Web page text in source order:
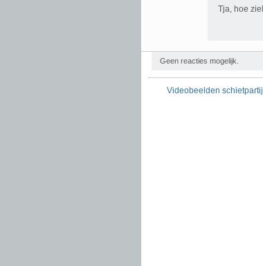
Tja, hoe
Geen reacties mogelijk.
Videobeelden